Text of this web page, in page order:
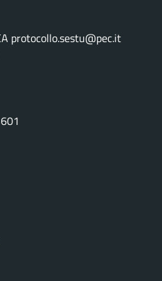
protocollo.sestu@pec.it